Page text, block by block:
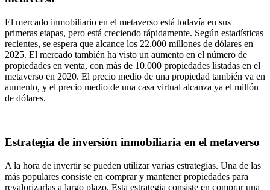
El mercado inmobiliario en el metaverso está todavía en sus
primeras etapas, pero está creciendo rápidamente. Según estadísticas
recientes, se espera que alcance los 22.000 millones de dólares en
2025. El mercado también ha visto un aumento en el número de
propiedades en venta, con más de 10.000 propiedades listadas en el
metaverso en 2020. El precio medio de una propiedad también va en
aumento, y el precio medio de una casa virtual alcanza ya el millón
de dólares.
Estrategia de inversión inmobiliaria en el metaverso
A la hora de invertir se pueden utilizar varias estrategias. Una de las
más populares consiste en comprar y mantener propiedades para
revalorizarlas a largo plazo. Esta estrategia consiste en comprar una